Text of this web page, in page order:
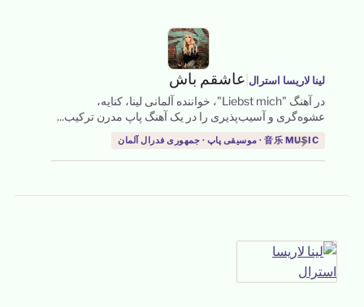
لینا لاریسا استرال عاشقم باش
در آهنگ "Liebst mich"، خواننده آلمانی لینا، کنایه،
عشوه‌گری و آسیب‌پذیری را در یک آهنگ پاپ مدرن ترکیب...
音乐 MUSIC · موسیقی پاپ · جمهوری فدرال آلمان
→